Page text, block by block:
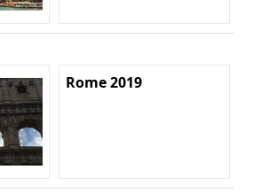
Rome 2019